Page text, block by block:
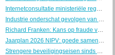
Internetconsultatie ministeriële regelingen cyberwetgeving gesloten
Industrie onderschat gevolgen van OT-cyberaanvallen
Richard Franken: Kans op fraude verklein je door goed leiderschap
Jaarplan 2026 NIPV: goede samenwerking is van doorslaggevend belang
Strengere beveiligingseisen sinds 1 januari: ABRO definitief door de ministerraad